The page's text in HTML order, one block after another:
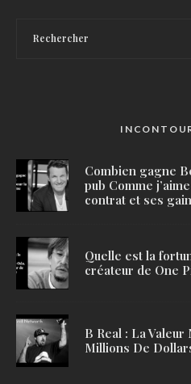
Combien gagne
pub Comme
contrat et ses
Quelle est la
créateur de One
B Real : La
Millions De